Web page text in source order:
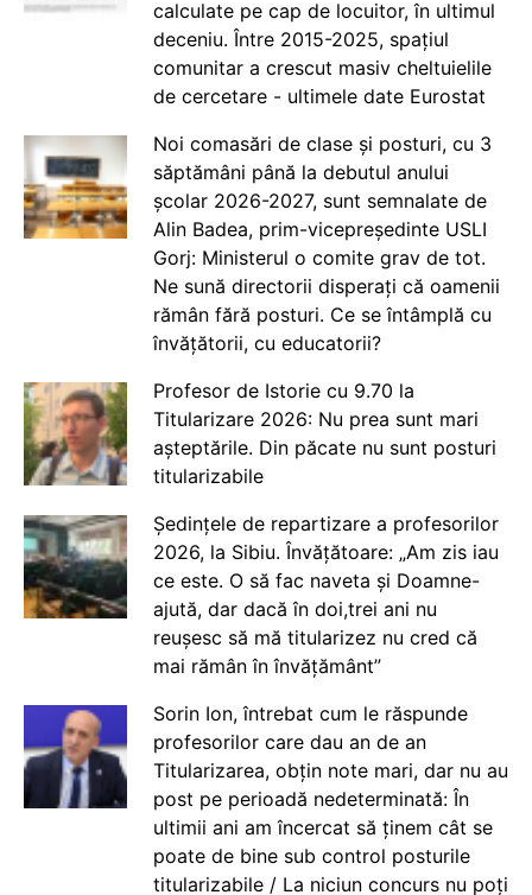
calculate pe cap de locuitor, în ultimul
deceniu. Între 2015-2025, spațiul
comunitar a crescut masiv cheltuielile
de cercetare - ultimele date Eurostat
Noi comasări de clase și posturi, cu 3
săptămâni până la debutul anului
școlar 2026-2027, sunt semnalate de
Alin Badea, prim-vicepreședinte USLI
Gorj: Ministerul o comite grav de tot.
Ne sună directorii disperați că oamenii
rămân fără posturi. Ce se întâmplă cu
învățătorii, cu educatorii?
Profesor de Istorie cu 9.70 la
Titularizare 2026: Nu prea sunt mari
așteptările. Din păcate nu sunt posturi
titularizabile
Ședințele de repartizare a profesorilor
2026, la Sibiu. Învățătoare: „Am zis iau
ce este. O să fac naveta și Doamne-
ajută, dar dacă în doi,trei ani nu
reușesc să mă titularizez nu cred că
mai rămân în învățământ”
Sorin Ion, întrebat cum le răspunde
profesorilor care dau an de an
Titularizarea, obțin note mari, dar nu au
post pe perioadă nedeterminată: În
ultimii ani am încercat să ținem cât se
poate de bine sub control posturile
titularizabile / La niciun concurs nu poți